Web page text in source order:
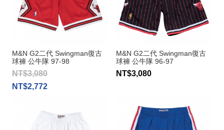
M&N G2二代 Swingman復古
球褲 公牛隊 97-98
NT$3,080
NT$2,772
M&N G2二代 Swingman復古
球褲 公牛隊 96-97
NT$3,080